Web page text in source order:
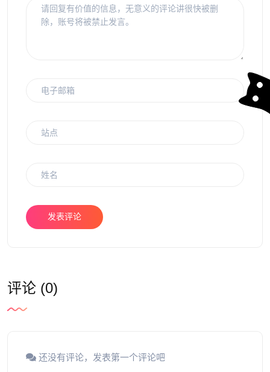
发表评论
评论 (0)
还没有评论，发表第一个评论吧